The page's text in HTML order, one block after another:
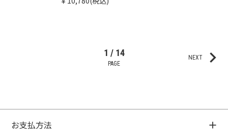
1 / 14
PAGE
NEXT keyboard_arrow_right
お支払方法